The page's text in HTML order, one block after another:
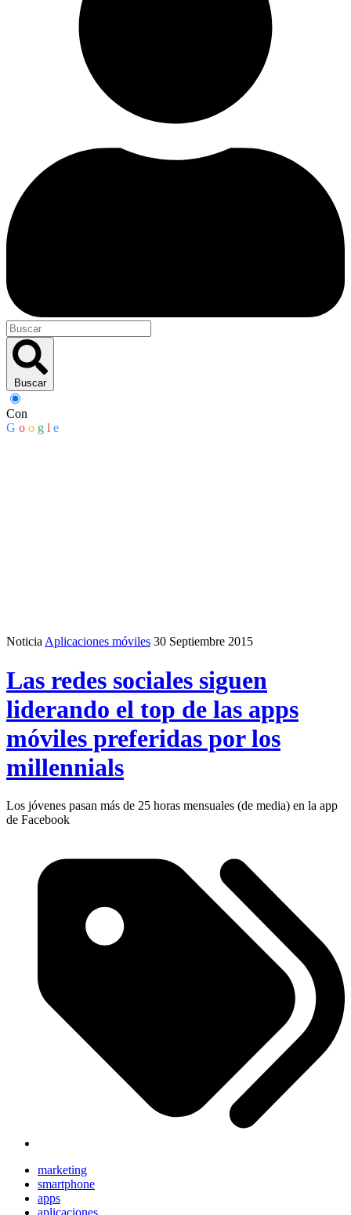
Buscar
Con
G o o g l e
Noticia Aplicaciones móviles 30 Septiembre 2015
Las redes sociales siguen
liderando el top de las apps
móviles preferidas por los
millennials
Los jóvenes pasan más de 25 horas mensuales (de media) en la app
de Facebook
marketing
smartphone
apps
aplicaciones